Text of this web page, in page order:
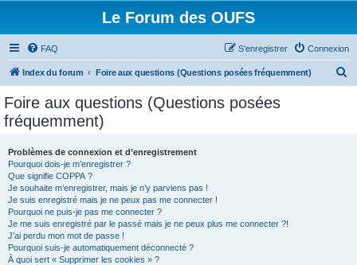
Le Forum des OUFS
FAQ Connexion
S’enregistrer
Index du forum Foire aux questions (Questions posées fréquemment)
Foire aux questions (Questions posées
fréquemment)
Problèmes de connexion et d’enregistrement
Pourquoi dois-je m’enregistrer ?
Que signifie COPPA ?
Je souhaite m’enregistrer, mais je n’y parviens pas !
Je suis enregistré mais je ne peux pas me connecter !
Pourquoi ne puis-je pas me connecter ?
Je me suis enregistré par le passé mais je ne peux plus me connecter ?!
J’ai perdu mon mot de passe !
Pourquoi suis-je automatiquement déconnecté ?
À quoi sert « Supprimer les cookies » ?